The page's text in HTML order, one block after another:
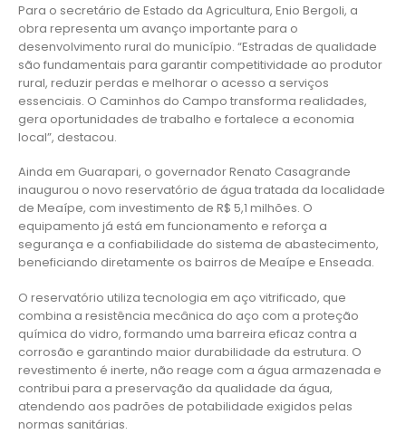
Para o secretário de Estado da Agricultura, Enio Bergoli, a
obra representa um avanço importante para o
desenvolvimento rural do município. “Estradas de qualidade
são fundamentais para garantir competitividade ao produtor
rural, reduzir perdas e melhorar o acesso a serviços
essenciais. O Caminhos do Campo transforma realidades,
gera oportunidades de trabalho e fortalece a economia
local”, destacou.
Ainda em Guarapari, o governador Renato Casagrande
inaugurou o novo reservatório de água tratada da localidade
de Meaípe, com investimento de R$ 5,1 milhões. O
equipamento já está em funcionamento e reforça a
segurança e a confiabilidade do sistema de abastecimento,
beneficiando diretamente os bairros de Meaípe e Enseada.
O reservatório utiliza tecnologia em aço vitrificado, que
combina a resistência mecânica do aço com a proteção
química do vidro, formando uma barreira eficaz contra a
corrosão e garantindo maior durabilidade da estrutura. O
revestimento é inerte, não reage com a água armazenada e
contribui para a preservação da qualidade da água,
atendendo aos padrões de potabilidade exigidos pelas
normas sanitárias.